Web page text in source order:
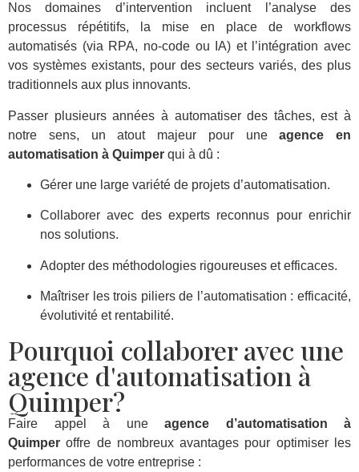
Nos domaines d’intervention incluent l’analyse des
processus répétitifs, la mise en place de workflows
automatisés (via RPA, no-code ou IA) et l’intégration avec
vos systèmes existants, pour des secteurs variés, des plus
traditionnels aux plus innovants.
Passer plusieurs années à automatiser des tâches, est à
notre sens, un atout majeur pour uneagence en
automatisation à Quimper qui à dû :
Gérer une large variété de projets d’automatisation.
Collaborer avec des experts reconnus pour enrichir
nos solutions.
Adopter des méthodologies rigoureuses et efficaces.
Maîtriser les trois piliers de l’automatisation : efficacité,
évolutivité et rentabilité.
Pourquoi collaborer avec une
agence d'automatisation à
Quimper?
Faire appel à une agence d’automatisation à
Quimper offre de nombreux avantages pour optimiser les
performances de votre entreprise :